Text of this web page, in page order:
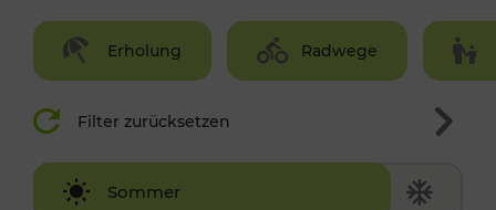
Erholung Radwege
Filter zurücksetzen
Sommer
Winter